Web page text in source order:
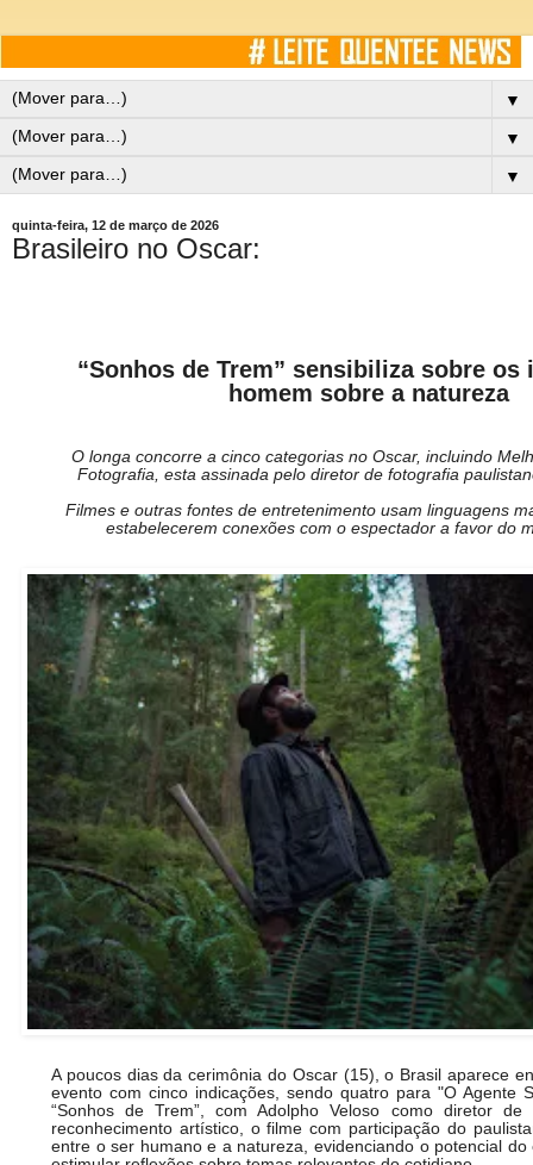
▼
▼
▼
quinta-feira, 12 de março de 2026
Brasileiro no Oscar:
“Sonhos de Trem” sensibiliza sobre os
homem sobre a natureza
O longa concorre a cinco categorias no Oscar, incluindo
Fotografia, esta assinada pelo diretor de fotografia
Filmes e outras fontes de entretenimento usam linguagens
estabelecerem conexões com o espectador a favor do
A poucos dias da cerimônia do Oscar(15), o Brasil aparece
evento com cinco indicações, sendo quatro para "O Agente
“Sonhos de Trem”, com Adolpho Veloso como diretor de
reconhecimento artístico, o filme com participação do
entre o ser humano e a natureza, evidenciando o potencial